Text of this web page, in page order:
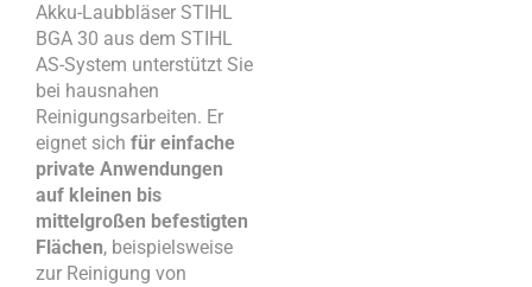
Akku-Laubbläser STIHL
BGA 30 aus dem STIHL
AS-System unterstützt Sie
bei hausnahen
Reinigungsarbeiten. Er
eignet sich für einfache
private Anwendungen
auf kleinen bis
mittelgroßen befestigten
Flächen, beispielsweise
zur Reinigung von